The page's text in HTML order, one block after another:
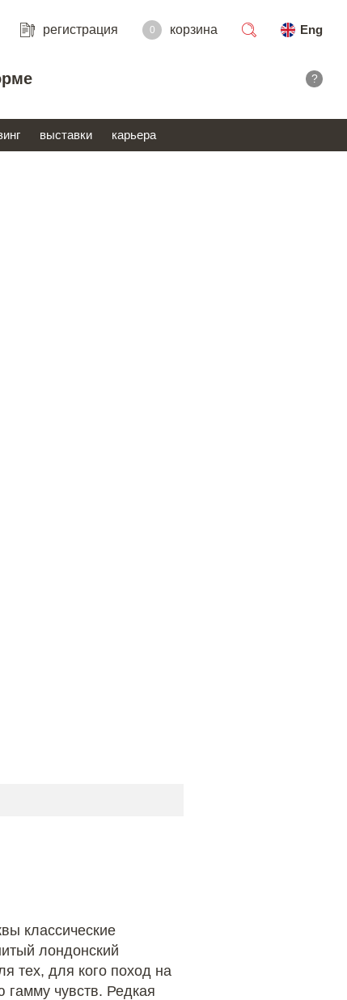
регистрация 0 корзина
Eng
?
выставки карьера
классические
лондонский
тех, для кого поход на
гамму чувств. Редкая